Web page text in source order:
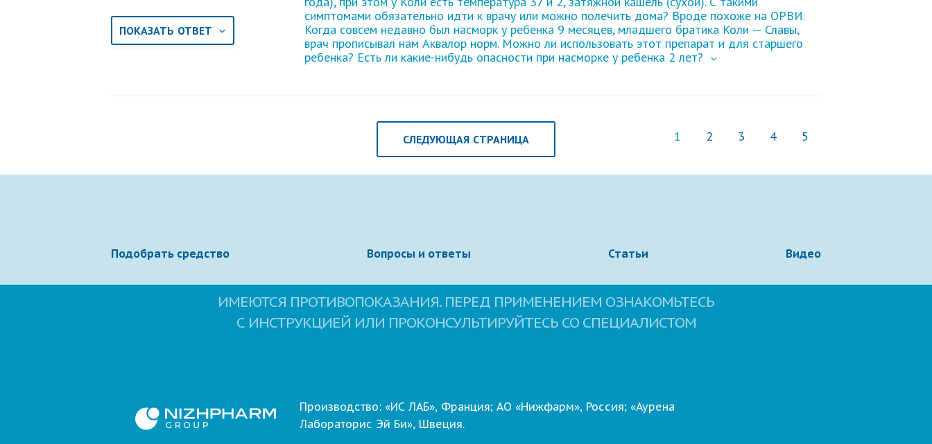
ПОКАЗАТЬ ОТВЕТ
симптомами обязательно идти к врачу или можно полечить дома? Вроде похоже на ОРВИ.
Когда совсем недавно был насморк у ребенка 9 месяцев, младшего братика Коли — Славы,
врач прописывал нам Аквалор норм. Можно ли использовать этот препарат и для старшего
ребенка? Есть ли какие-нибудь опасности при насморке у ребенка 2 лет?
СЛЕДУЮЩАЯ СТРАНИЦА 1 2 3 4 5
Подобрать средство Вопросы и ответы Статьи Видео
ИМЕЮТСЯ ПРОТИВОПОКАЗАНИЯ. ПЕРЕД ПРИМЕНЕНИЕМ ОЗНАКОМЬТЕСЬ
С ИНСТРУКЦИЕЙ ИЛИ ПРОКОНСУЛЬТИРУЙТЕСЬ СО СПЕЦИАЛИСТОМ
Производство: «ИС ЛАБ», Франция; АО «Нижфарм», Россия; «Аурена
Лабораторис Эй Би», Швеция.